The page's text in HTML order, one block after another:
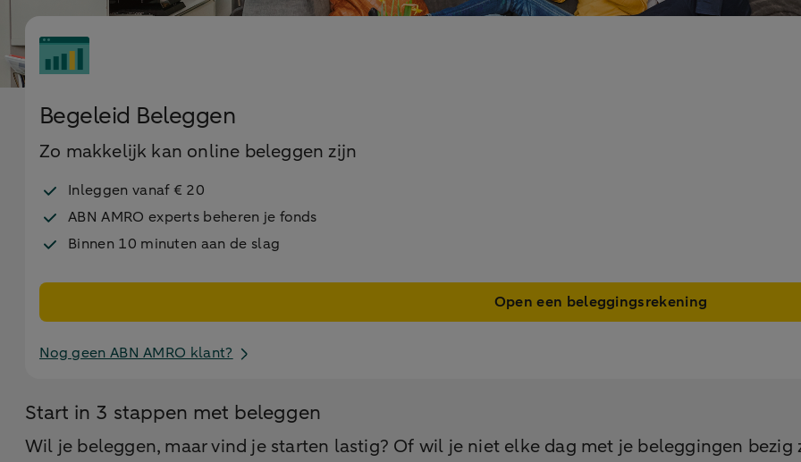
Begeleid Beleggen
Zo makkelijk kan online beleggen zijn
Inleggen vanaf € 20
ABN AMRO experts beheren je fonds
Binnen 10 minuten aan de slag
Open een beleggingsrekening
Nog geen ABN AMRO klant?
Start in 3 stappen met beleggen
Wil je beleggen, maar vind je starten lastig? Of wil je niet elke dag met je beleggingen bezig